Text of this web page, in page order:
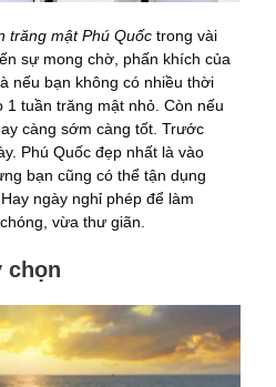
trăng mật Phú Quốc trong vài
sự mong chờ, phấn khích của
nếu bạn không có nhiều thời
1 tuần trăng mật nhỏ. Còn nếu
càng sớm càng tốt. Trước
Phú Quốc đẹp nhất là vào
bạn cũng có thể tận dụng
ngày nghỉ phép để làm
vừa thư giãn.
chọn